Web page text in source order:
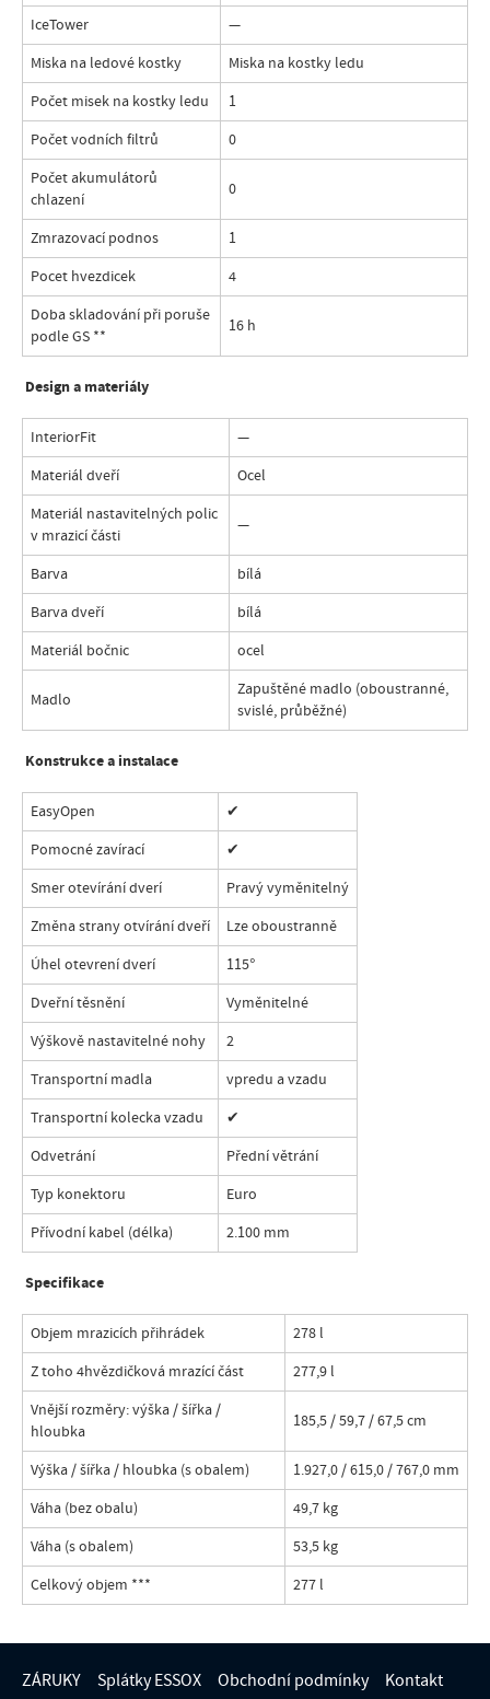
IceTower —
Miska na ledové kostky Miska na kostky ledu
Počet misek na kostky ledu 1
Počet vodních filtrů 0
Počet akumulátorů
chlazení
0
Zmrazovací podnos 1
Pocet hvezdicek 4
Doba skladování při poruše
podle GS **
16 h
Design a materiály
InteriorFit —
Materiál dveří Ocel
Materiál nastavitelných polic
v mrazicí části
—
Barva bílá
Barva dveří bílá
Materiál bočnic ocel
Madlo
Zapuštěné madlo (oboustranné,
svislé, průběžné)
Konstrukce a instalace
EasyOpen ✔
Pomocné zavírací ✔
Smer otevírání dverí Pravý vyměnitelný
Změna strany otvírání dveří Lze oboustranně
Úhel otevrení dverí 115°
Dveřní těsnění Vyměnitelné
Výškově nastavitelné nohy 2
Transportní madla vpredu a vzadu
Transportní kolecka vzadu ✔
Odvetrání Přední větrání
Typ konektoru Euro
Přívodní kabel (délka) 2.100 mm
Specifikace
Objem mrazicích přihrádek 278 l
Z toho 4hvězdičková mrazící část 277,9 l
Vnější rozměry: výška / šířka /
hloubka
185,5 / 59,7 / 67,5 cm
Výška / šířka / hloubka (s obalem) 1.927,0 / 615,0 / 767,0 mm
Váha (bez obalu) 49,7 kg
Váha (s obalem) 53,5 kg
Celkový objem *** 277 l
ZÁRUKY Splátky ESSOX Obchodní podmínky Kontakt